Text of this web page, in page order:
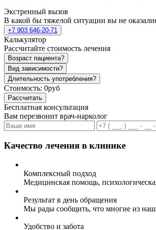
Экстренный вызов
В какой бы тяжелой ситуации вы не
+7 903 646-20-71
Калькулятор
Рассчитайте стоимость лечения
Возраст пациента?
Вид зависимости?
Длительность употребления?
Стоимость: 0руб
Рассчитать
Бесплатная консультация
Вам перезвонит врач-нарколог
Качество лечения в клинике
Комплексный подход
Медицинская помощь,
Результат в день обращения
Мы рады сообщить, что многие из
Удобство и забота